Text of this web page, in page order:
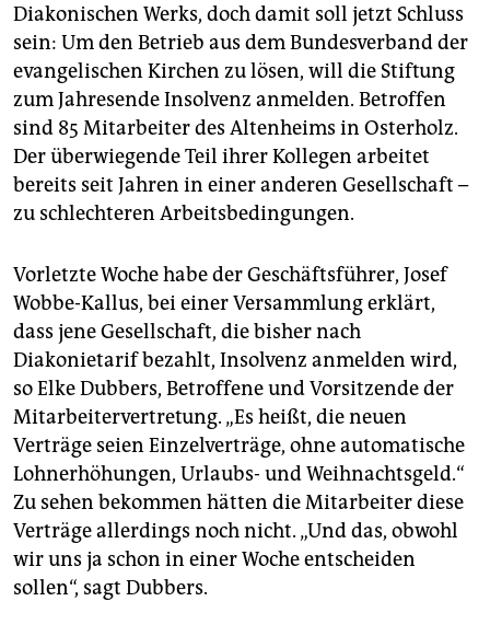
Diakonischen Werks, doch damit soll jetzt Schluss
sein: Um den Betrieb aus dem Bundesverband der
evangelischen Kirchen zu lösen, will die Stiftung
zum Jahresende Insolvenz anmelden. Betroffen
sind 85 Mitarbeiter des Altenheims in Osterholz.
Der überwiegende Teil ihrer Kollegen arbeitet
bereits seit Jahren in einer anderen Gesellschaft –
zu schlechteren Arbeitsbedingungen.
Vorletzte Woche habe der Geschäftsführer, Josef
Wobbe-Kallus, bei einer Versammlung erklärt,
dass jene Gesellschaft, die bisher nach
Diakonietarif bezahlt, Insolvenz anmelden wird,
so Elke Dubbers, Betroffene und Vorsitzende der
Mitarbeitervertretung. „Es heißt, die neuen
Verträge seien Einzelverträge, ohne automatische
Lohnerhöhungen, Urlaubs- und Weihnachtsgeld.“
Zu sehen bekommen hätten die Mitarbeiter diese
Verträge allerdings noch nicht. „Und das, obwohl
wir uns ja schon in einer Woche entscheiden
sollen“, sagt Dubbers.